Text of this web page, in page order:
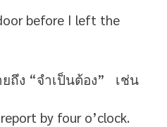
before I left the
ยถึง “จำเป็นต้อง” เช่น
by four o’clock.